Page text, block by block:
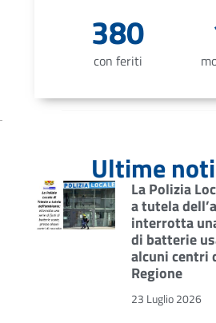
con feriti
380
Ultime
La Polizia
a tutela
interrotta
di batterie
alcuni centri
Regione
23 Luglio 2026